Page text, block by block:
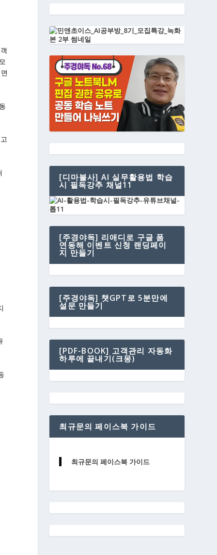
[디마불사] AI 실무활용법 학습
시 필독강추 채널11
[주경야독] 리애디로 구글 폼
연동해 이벤트 신청 랜딩페이
지 만들기
[주경야독] 챗GPT로 5분만에
설문 만들기
[PDF-BOOK] 고객관리 자동화
하루에 끝내기(크몽)
최규문의 페이스북 가이드
최규문의 페이스북 가이드